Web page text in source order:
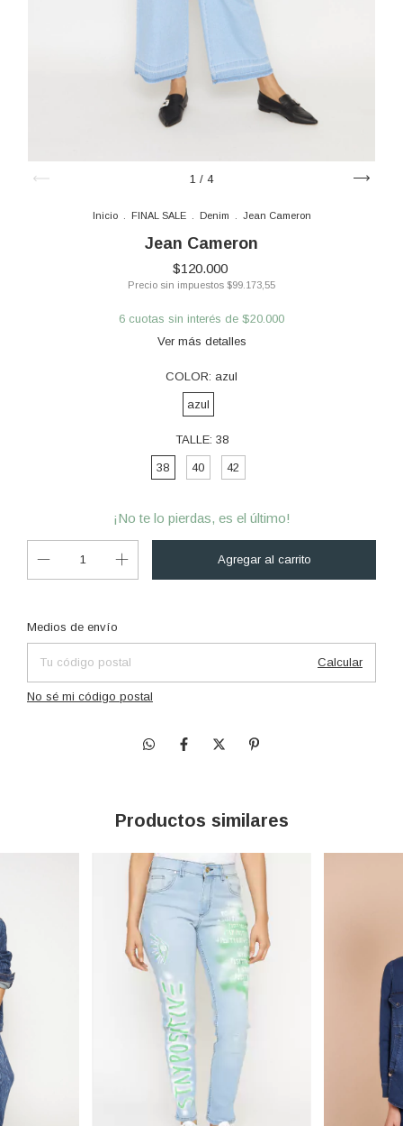
1 / 4
Inicio FINAL SALE Denim Jean Cameron
Jean Cameron
$120.000
Precio sin impuestos $99.173,55
6 cuotas sin interés de $20.000
Ver más detalles
COLOR: azul
azul
TALLE: 38
38 40 42
¡No te lo pierdas, es el último!
Entregas para el CP:
Medios de envío
Calcular
No sé mi código postal
Productos similares